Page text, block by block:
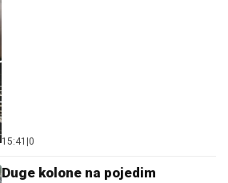
15:41 |0
Duge kolone na pojedim